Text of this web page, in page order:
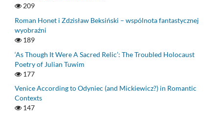
209
Roman Honet i Zdzisław Beksiński – wspólnota fantastycznej
wyobraźni
189
‘As Though It Were A Sacred Relic’: The Troubled Holocaust
Poetry of Julian Tuwim
177
Venice According to Odyniec (and Mickiewicz?) in Romantic
Contexts
147